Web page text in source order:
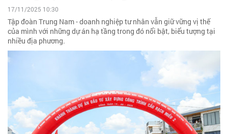
17/11/2025 10:30
Tập đoàn Trung Nam - doanh nghiệp tư nhân vẫn giữ vững vị thế
của mình với những dự án hạ tầng trong đó nổi bật, biểu tượng tại
nhiều địa phương.